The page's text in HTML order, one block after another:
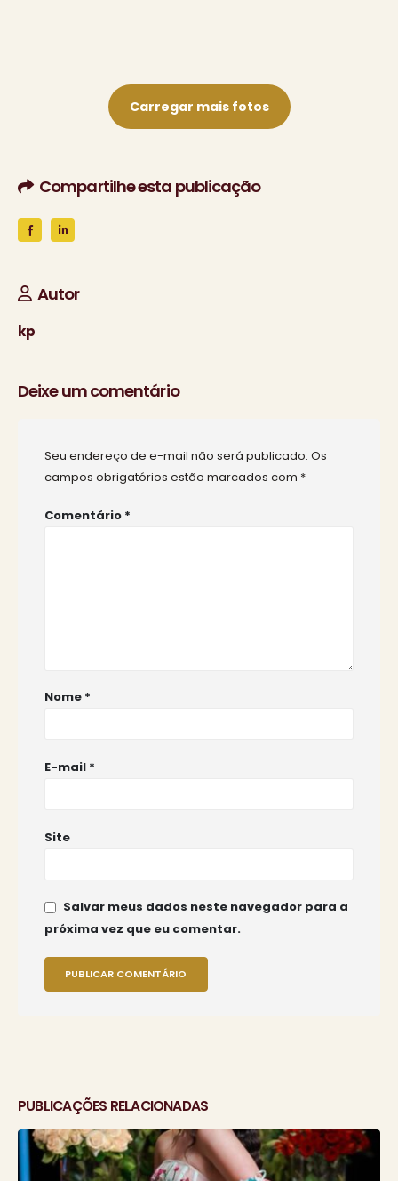
Carregar mais fotos
Compartilhe esta publicação
Autor
kp
Deixe um comentário
Seu endereço de e-mail não será publicado. Os
campos obrigatórios estão marcados com *
Comentário *
Nome *
E-mail *
Site
Salvar meus dados neste navegador para a
próxima vez que eu comentar.
PUBLICAÇÕES RELACIONADAS